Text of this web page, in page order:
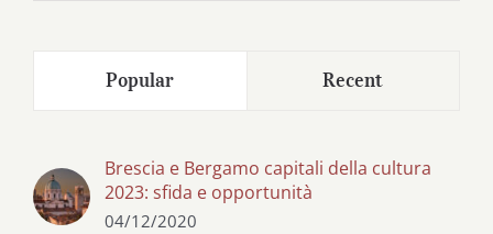
Popular Recent
Brescia e Bergamo capitali della cultura
2023: sfida e opportunità
04/12/2020